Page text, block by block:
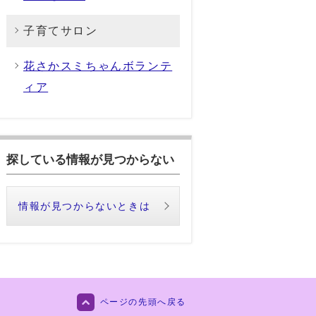
子育てサロン
花さかスミちゃんボランテ
ィア
探している情報が見つからない
情報が見つからないときは
ページの先頭へ戻る